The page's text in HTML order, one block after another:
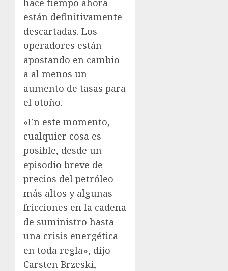
hace tiempo ahora
están definitivamente
descartadas. Los
operadores están
apostando en cambio
a al menos un
aumento de tasas para
el otoño.
«En este momento,
cualquier cosa es
posible, desde un
episodio breve de
precios del petróleo
más altos y algunas
fricciones en la cadena
de suministro hasta
una crisis energética
en toda regla», dijo
Carsten Brzeski,